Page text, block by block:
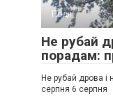
Події
Не рубай
порадам:
Не рубай дрова і
серпня 6 серпня